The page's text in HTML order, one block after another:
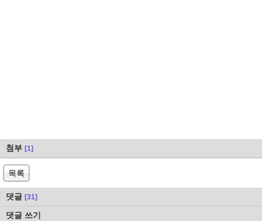
첨부 [1]
목록
댓글 [31]
댓글 쓰기